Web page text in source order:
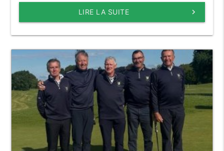
keyboard_arrow_right
LIRE LA SUITE